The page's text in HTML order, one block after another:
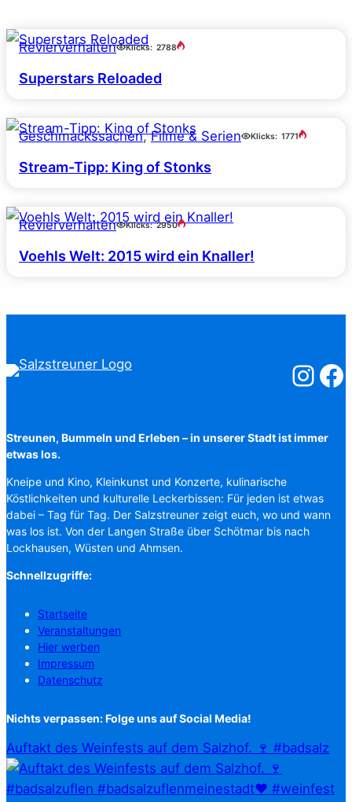
Revierverhalten Klicks: 2788
Superstars Reloaded
Geschmackssachen, Filme & Serien Klicks: 1771
Stream-Tipp: King of Stonks
Revierverhalten Klicks: 2950
Voehls Welt: 2015 wird ein Knaller!
Streunen, Bummeln und Erleben – in unserer Stadt ist immer
etwas los.
Kneipe und Kino, Kleinkunst und Konzerte, kulinarische
Köstlichkeiten und kulturelle Leckerbissen: Für jeden ist etwas
dabei – Tag für Tag. Der Salzstreuner zeigt euch, wo und wann
was los ist. Von der Langen Straße über Schötmar bis nach
Lockhausen, Wüsten und Ahmsen.
Schnellzugriffe:
Startseite
Veranstaltungen
Hier werben
Impressum
Datenschutz
Nichts verpassen: Folge uns auf Social Media!
Auftakt des Weinfests auf dem Salzhof. 🍷 #badsalz